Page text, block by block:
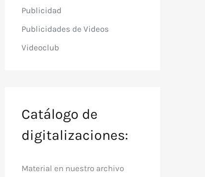
Publicidad
Publicidades de Videos
Videoclub
Catálogo de
digitalizaciones:
Material en nuestro archivo